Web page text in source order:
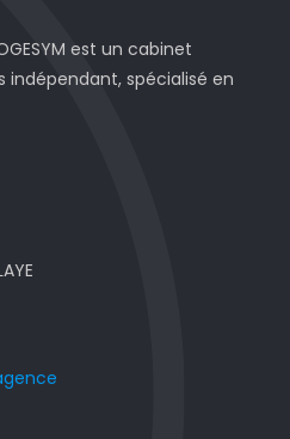
est un cabinet
indépendant, spécialisé en